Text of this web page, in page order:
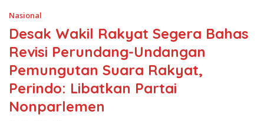
Nasional
Desak Wakil Rakyat Segera Bahas
Revisi Perundang-Undangan
Pemungutan Suara Rakyat,
Perindo: Libatkan Partai
Nonparlemen